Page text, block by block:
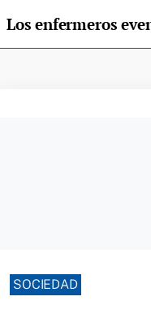
SOCIEDAD